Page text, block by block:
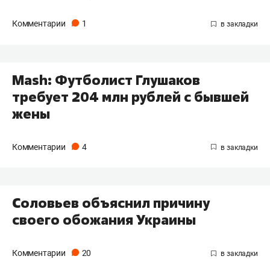
Комментарии 1
Mash: Футболист Глушаков
требует 204 млн рублей с бывшей
жены
Комментарии 4
Соловьев объяснил причину
своего обожания Украины
Комментарии 20